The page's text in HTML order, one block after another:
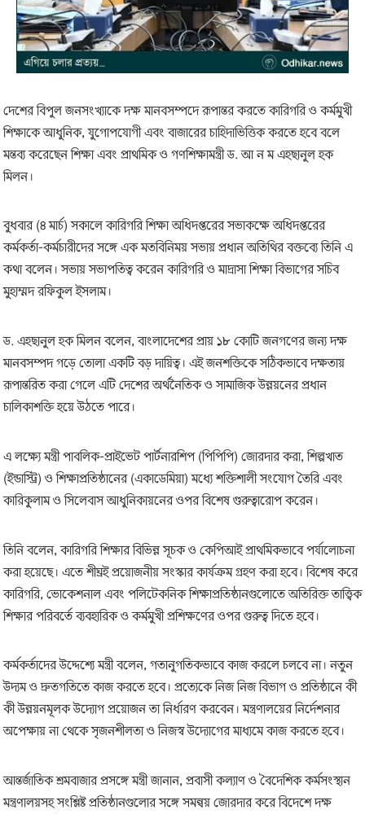
দেশের বিপুল জনসংখ্যাকে দক্ষ মানবসম্পদে রূপান্তর করতে কারিগরি ও কর্মমুখী
শিক্ষাকে আধুনিক, যুগোপযোগী এবং বাজারের চাহিদাভিত্তিক করতে হবে বলে
মন্তব্য করেছেন শিক্ষা এবং প্রাথমিক ও গণশিক্ষামন্ত্রী ড. আ ন ম এহছানুল হক
মিলন।
বুধবার (৪ মার্চ) সকালে কারিগরি শিক্ষা অধিদপ্তরের সভাকক্ষে অধিদপ্তরের
কর্মকর্তা-কর্মচারীদের সঙ্গে এক মতবিনিময় সভায় প্রধান অতিথির বক্তব্যে তিনি এ
কথা বলেন। সভায় সভাপতিত্ব করেন কারিগরি ও মাদ্রাসা শিক্ষা বিভাগের সচিব
মুহাম্মদ রফিকুল ইসলাম।
ড. এহছানুল হক মিলন বলেন, বাংলাদেশের প্রায় ১৮ কোটি জনগণের জন্য দক্ষ
মানবসম্পদ গড়ে তোলা একটি বড় দায়িত্ব। এই জনশক্তিকে সঠিকভাবে দক্ষতায়
রূপান্তরিত করা গেলে এটি দেশের অর্থনৈতিক ও সামাজিক উন্নয়নের প্রধান
চালিকাশক্তি হয়ে উঠতে পারে।
এ লক্ষ্যে মন্ত্রী পাবলিক-প্রাইভেট পার্টনারশিপ (পিপিপি) জোরদার করা, শিল্পখাত
(ইন্ডাস্ট্রি) ও শিক্ষাপ্রতিষ্ঠানের (একাডেমিয়া) মধ্যে শক্তিশালী সংযোগ তৈরি এবং
কারিকুলাম ও সিলেবাস আধুনিকায়নের ওপর বিশেষ গুরুত্বারোপ করেন।
তিনি বলেন, কারিগরি শিক্ষার বিভিন্ন সূচক ও কেপিআই প্রাথমিকভাবে পর্যালোচনা
করা হয়েছে। এতে শীঘ্রই প্রয়োজনীয় সংস্কার কার্যক্রম গ্রহণ করা হবে। বিশেষ করে
কারিগরি, ভোকেশনাল এবং পলিটেকনিক শিক্ষাপ্রতিষ্ঠানগুলোতে অতিরিক্ত তাত্ত্বিক
শিক্ষার পরিবর্তে ব্যবহারিক ও কর্মমুখী প্রশিক্ষণের ওপর গুরুত্ব দিতে হবে।
কর্মকর্তাদের উদ্দেশ্যে মন্ত্রী বলেন, গতানুগতিকভাবে কাজ করলে চলবে না। নতুন
উদ্যম ও দ্রুতগতিতে কাজ করতে হবে। প্রত্যেকে নিজ নিজ বিভাগ ও প্রতিষ্ঠানে কী
কী উন্নয়নমূলক উদ্যোগ প্রয়োজন তা নির্ধারণ করবেন। মন্ত্রণালয়ের নির্দেশনার
অপেক্ষায় না থেকে সৃজনশীলতা ও নিজস্ব উদ্যোগের মাধ্যমে কাজ করতে হবে।
আন্তর্জাতিক শ্রমবাজার প্রসঙ্গে মন্ত্রী জানান, প্রবাসী কল্যাণ ও বৈদেশিক কর্মসংস্থান
মন্ত্রণালয়সহ সংশ্লিষ্ট প্রতিষ্ঠানগুলোর সঙ্গে সমন্বয় জোরদার করে বিদেশে দক্ষ